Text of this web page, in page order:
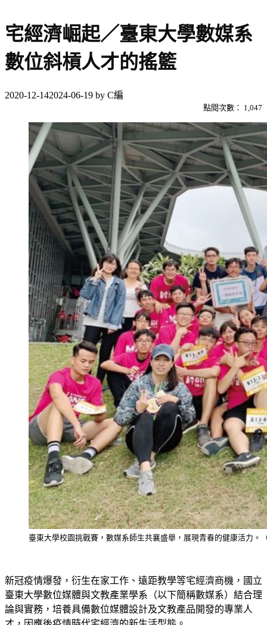
宅經濟崛起／臺東大學數媒系
數位斜槓人才的搖籃
2020-12-142024-06-19 by C編
點閱次數： 1,047
臺東大學校園挑戰賽，數媒系師生共襄盛舉，展現青春的健康活力。
新冠疫情爆發，衍生在家工作、遠距教學等宅經濟商機，國立
臺東大學數位媒體與文教產業學系（以下簡稱數媒系）結合理
論與實務，培養具備數位媒體設計及文教產品開發的專業人